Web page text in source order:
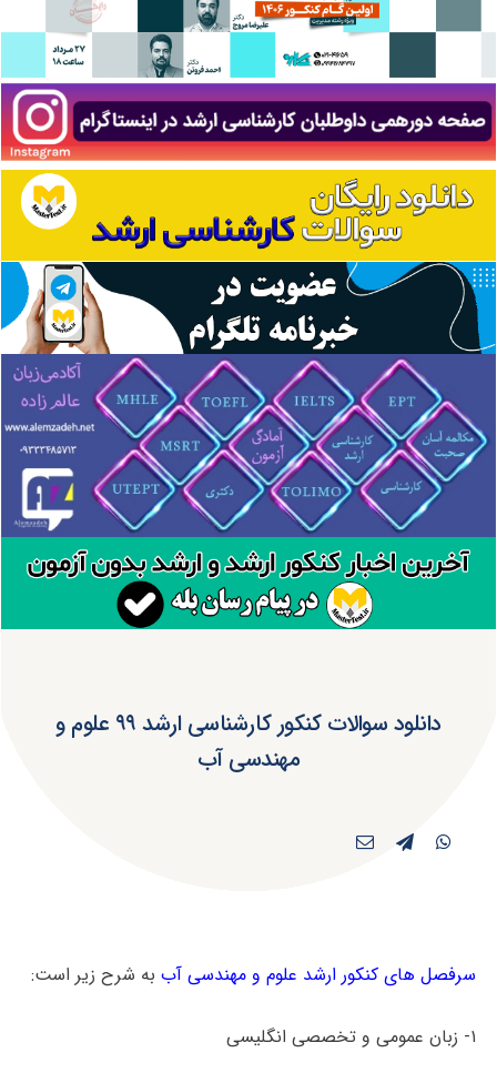
دانلود سوالات کنکور کارشناسی ارشد ۹۹ علوم و
مهندسی آب
سرفصل های کنکور ارشد علوم و مهندسی آب به شرح زیر است:
۱- زبان عمومی و تخصصی انگلیسی